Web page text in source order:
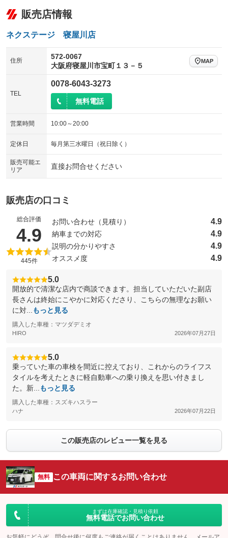
販売店情報
ネクステージ 寝屋川店
住所
572-0067
大阪府寝屋川市宝町１３－５
MAP
TEL
0078-6043-3273
無料電話
営業時間 10:00～20:00
定休日 毎月第三水曜日（祝日除く）
販売可能エ
リア
直接お問合せください
販売店の口コミ
総合評価
4.9 （5点満点中）
445件
お問い合わせ（見積り） 4.9
納車までの対応 4.9
説明の分かりやすさ 4.9
オススメ度 4.9
5.0
開放的で清潔な店内で商談できます。担当していただいた副店
長さんは終始にこやかに対応くださり、こちらの無理なお願い
に対...
もっと見る
購入した車種：マツダデミオ
HIRO 2026年07月27日
5.0
乗っていた車の車検を間近に控えており、これからのライフス
タイルを考えたときに軽自動車への乗り換えを思い付きまし
た。新...
もっと見る
購入した車種：スズキハスラー
ハナ 2026年07月22日
この販売店のレビュー一覧を見る
無料 この車両に関するお問い合わせ
まずは在庫確認・見積り依頼
無料電話でお問い合わせ